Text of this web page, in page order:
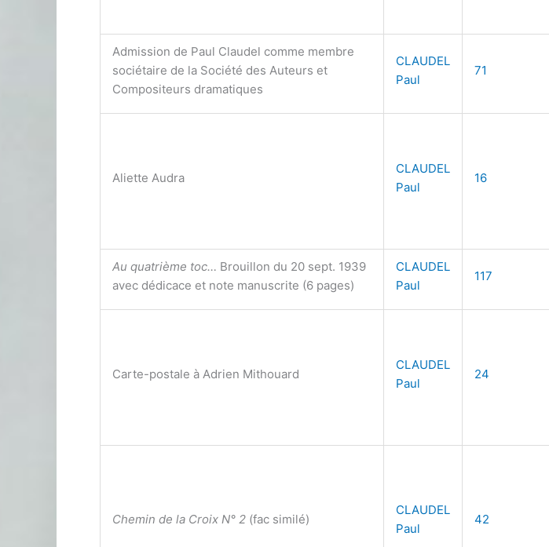
Admission de Paul Claudel comme membre
sociétaire de la Société des Auteurs et
Compositeurs dramatiques
CLAUDEL
Paul
71
Aliette Audra
CLAUDEL
Paul
16
Au quatrième toc… Brouillon du 20 sept. 1939
avec dédicace et note manuscrite (6 pages)
CLAUDEL
Paul
117
Carte-postale à Adrien Mithouard
CLAUDEL
Paul
24
Chemin de la Croix N° 2 (fac similé)
CLAUDEL
Paul
42